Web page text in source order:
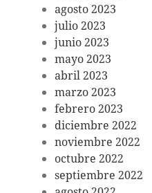
agosto 2023
julio 2023
junio 2023
mayo 2023
abril 2023
marzo 2023
febrero 2023
diciembre 2022
noviembre 2022
octubre 2022
septiembre 2022